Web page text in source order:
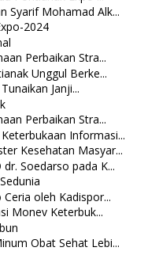
Syarif Mohamad Alk...
2024
Perbaikan Stra...
Unggul Berke...
Janji...
Perbaikan Stra...
Informasi...
Kesehatan Masyar...
Soedarso pada K...
oleh Kadispor...
Monev Keterbuk...
Obat Sehat Lebi...